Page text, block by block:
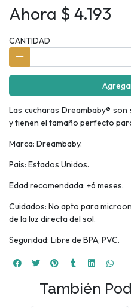
Ahora $ 4.193
CANTIDAD
Las cucharas Dreambaby®
y tienen el tamaño perfecto
Marca: Dreambaby.
País: Estados Unidos.
Edad recomendada: +6 meses.
Cuidados: No apto para
de la luz directa del sol.
Seguridad: Libre de BPA, PVC.
También